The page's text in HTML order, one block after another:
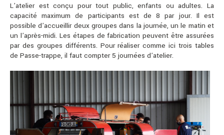
L’atelier est conçu pour tout public, enfants ou adultes. La
capacité maximum de participants est de 8 par jour. Il est
possible d’accueillir deux groupes dans la journée, un le matin et
un l’après-midi. Les étapes de fabrication peuvent être assurées
par des groupes différents. Pour réaliser comme ici trois tables
de Passe-trappe, il faut compter 5 journées d’atelier.